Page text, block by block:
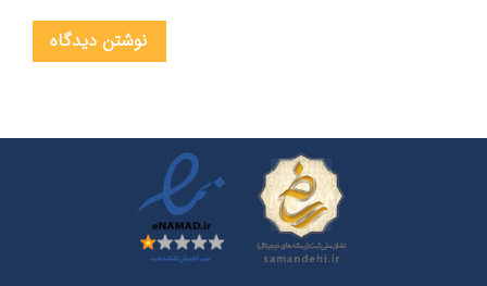
نوشتن دیدگاه